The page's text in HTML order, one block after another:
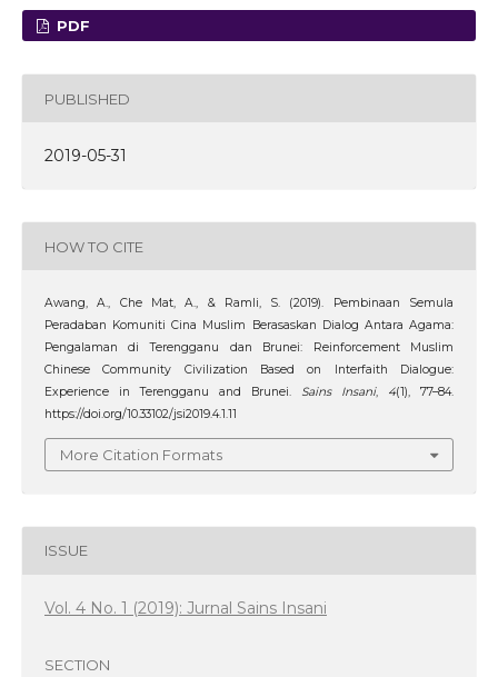
PDF
PUBLISHED
2019-05-31
HOW TO CITE
Awang, A., Che Mat, A., & Ramli, S. (2019). Pembinaan Semula
Peradaban Komuniti Cina Muslim Berasaskan Dialog Antara Agama:
Pengalaman di Terengganu dan Brunei: Reinforcement Muslim
Chinese Community Civilization Based on Interfaith Dialogue:
Experience in Terengganu and Brunei. Sains Insani, 4(1), 77–84.
https://doi.org/10.33102/jsi2019.4.1.11
More Citation Formats
ISSUE
Vol. 4 No. 1 (2019): Jurnal Sains Insani
SECTION